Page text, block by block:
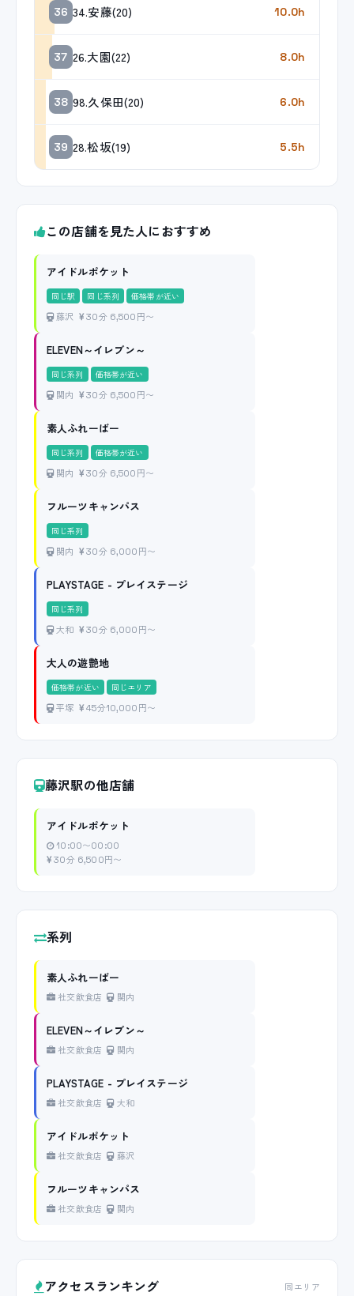
36 34.安藤(20) 10.0h
37 26.大園(22) 8.0h
38 98.久保田(20) 6.0h
39 28.松坂(19) 5.5h
この店舗を見た人におすすめ
アイドルポケット
同じ駅 同じ系列 価格帯が近い
藤沢 30分 6,500円〜
ELEVEN～イレブン～
同じ系列 価格帯が近い
関内 30分 6,500円〜
素人ふれーばー
同じ系列 価格帯が近い
関内 30分 6,500円〜
フルーツキャンパス
同じ系列
関内 30分 6,000円〜
PLAYSTAGE - プレイステージ
同じ系列
大和 30分 6,000円〜
大人の遊艶地
価格帯が近い 同じエリア
平塚 45分10,000円〜
藤沢駅の他店舗
アイドルポケット
10:00〜00:00
30分 6,500円〜
系列
素人ふれーばー
社交飲食店 関内
ELEVEN～イレブン～
社交飲食店 関内
PLAYSTAGE - プレイステージ
社交飲食店 大和
アイドルポケット
社交飲食店 藤沢
フルーツキャンパス
社交飲食店 関内
アクセスランキング 同エリア